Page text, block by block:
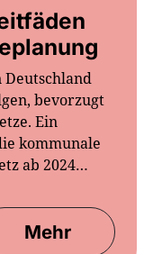
Deutschland
bevorzugt
Ein
kommunale
ab 2024…
Mehr